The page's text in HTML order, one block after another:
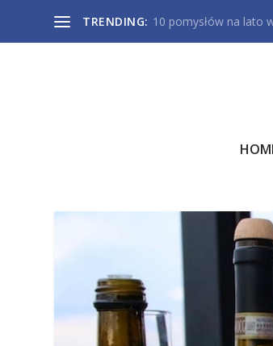
TRENDING: 10 pomysłów na lato